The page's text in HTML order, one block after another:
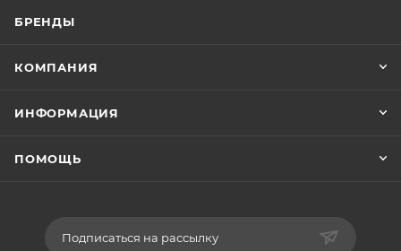
БРЕНДЫ
КОМПАНИЯ
ИНФОРМАЦИЯ
ПОМОЩЬ
Подписаться на рассылку